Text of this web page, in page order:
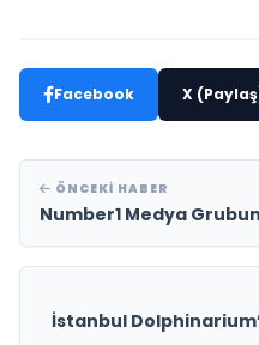
Facebook X
ÖNCEKI HABER
Number1 Medya
İstanbul